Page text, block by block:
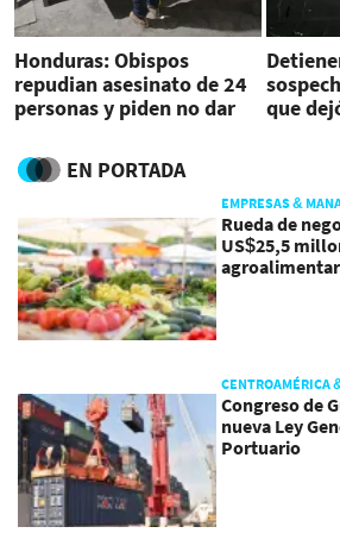
Honduras: Obispos
repudian asesinato de 24
personas y piden no dar
que
EN PORTADA
EMPRESAS &
Rueda de
US$25,5
CENTROAMÉRICA
Congreso de
nueva Ley
Portuario